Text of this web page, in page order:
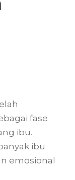
fase
ibu.
ibu
emosional